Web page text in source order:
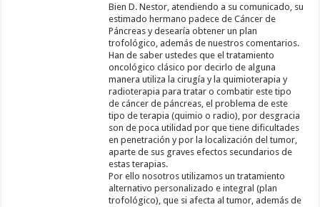
Bien D. Nestor, atendiendo a su comunicado, su
estimado hermano padece de Cáncer de
Páncreas y desearía obtener un plan
trofológico, además de nuestros comentarios.
Han de saber ustedes que el tratamiento
oncológico clásico por decirlo de alguna
manera utiliza la cirugía y la quimioterapia y
radioterapia para tratar o combatir este tipo
de cáncer de páncreas, el problema de este
tipo de terapia (quimio o radio), por desgracia
son de poca utilidad por que tiene dificultades
en penetración y por la localización del tumor,
aparte de sus graves efectos secundarios de
estas terapias.
Por ello nosotros utilizamos un tratamiento
alternativo personalizado e integral (plan
trofológico), que si afecta al tumor, además de